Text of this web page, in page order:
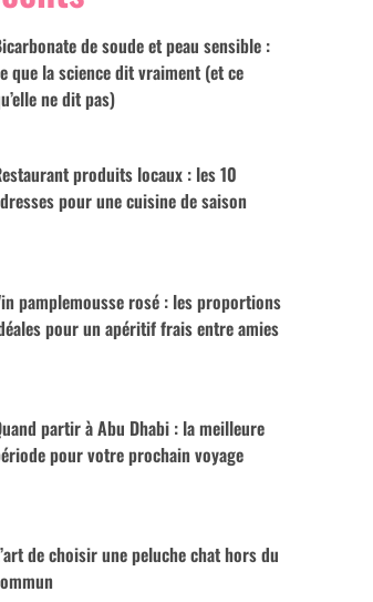
de soude et peau sensible :
que la science dit vraiment (et ce
ne dit pas)
produits locaux : les 10
pour une cuisine de saison
pamplemousse rosé : les proportions
pour un apéritif frais entre amies
partir à Abu Dhabi : la meilleure
pour votre prochain voyage
de choisir une peluche chat hors du